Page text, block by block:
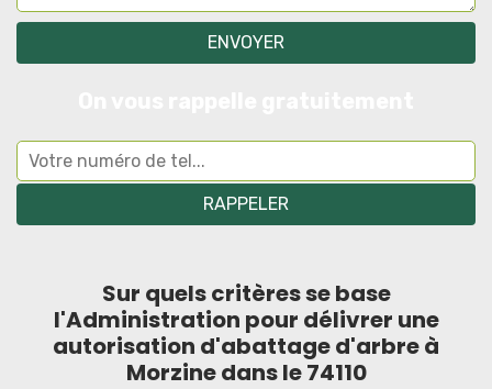
Sur quels critères se base
l'Administration pour délivrer une
autorisation d'abattage d'arbre à
Morzine dans le 74110